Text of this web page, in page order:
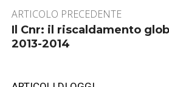
ARTICOLO PRECEDENTE
Il Cnr: il riscaldamento
2013-2014